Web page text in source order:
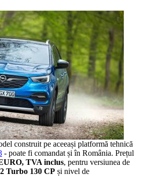
construit pe aceeași platformă tehnică
- poate fi comandat și în România. Prețul
TVA inclus, pentru versiunea de
Turbo 130 CP și nivel de